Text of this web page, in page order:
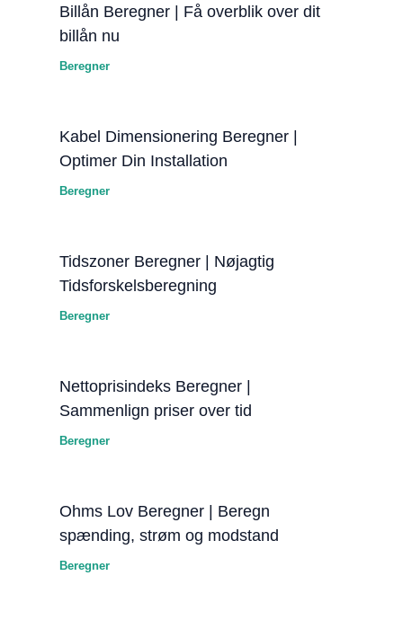
Billån Beregner | Få overblik over dit
billån nu
Beregner
Kabel Dimensionering Beregner |
Optimer Din Installation
Beregner
Tidszoner Beregner | Nøjagtig
Tidsforskelsberegning
Beregner
Nettoprisindeks Beregner |
Sammenlign priser over tid
Beregner
Ohms Lov Beregner | Beregn
spænding, strøm og modstand
Beregner